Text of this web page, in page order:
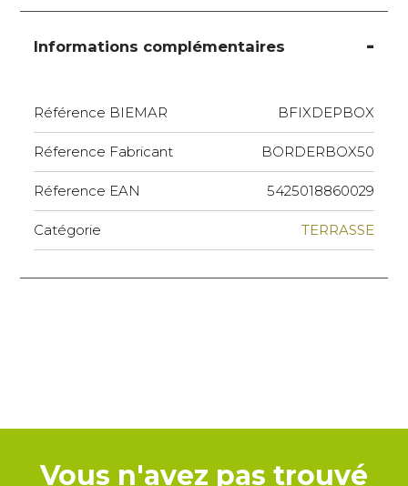
Informations complémentaires
Référence BIEMAR BFIXDEPBOX
Réference Fabricant BORDERBOX50
Réference EAN 5425018860029
Catégorie TERRASSE
Vous n'avez pas trouvé